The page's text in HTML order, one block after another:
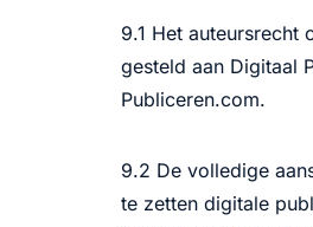
9.1 Het
gesteld aan Digitaal
Publiceren.com.
9.2 De volledige
te zetten digitale